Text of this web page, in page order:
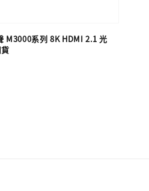
M3000系列 8K HDMI 2.1 光